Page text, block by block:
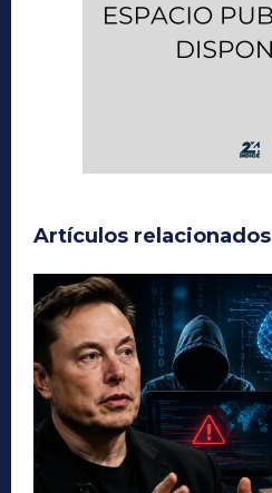
Artículos relacionados